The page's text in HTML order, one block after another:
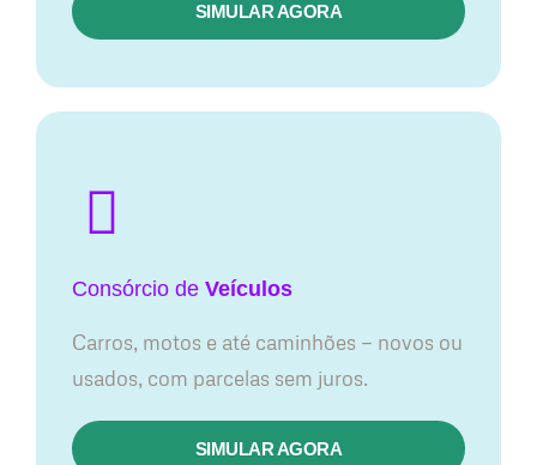
SIMULAR AGORA​
Consórcio de Veículos
Carros, motos e até caminhões — novos ou
usados, com parcelas sem juros.
SIMULAR AGORA